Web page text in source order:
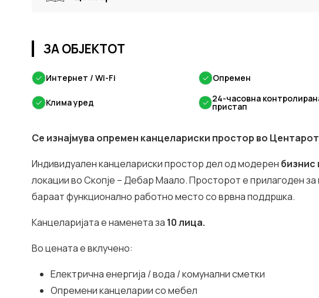
ЗА ОБЈЕКТОТ
✓ Интернет / Wi-Fi ✓ Опремен
✓ Клима уред ✓ 24-часовна
пристап
Се изнајмува опремен канцелариски простор во
Индивидуален канцелариски простор дел од модерен бизнис
локации во Скопје – Дебар Маало. Просторот е прилагоден
бараат функционално работно место со врвна поддршка.
Канцеларијата е наменета за 10 лица.
Во цената е вклучено:
Електрична енергија / вода / комунални сметки
Опремени канцеларии со мебел